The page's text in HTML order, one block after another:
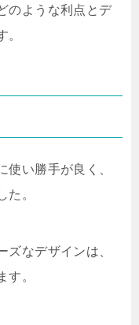
のような利点とデ
。
使い勝手が良く、
た。
ズなデザインは、
す。